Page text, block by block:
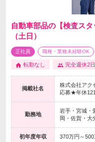
自動車部品の【検査ス
（土日）
正社員 職種・業種未経験OK
転勤なし 完全週休2
掲載社名
株式会社アク
応募★年休
勤務地
岩手・宮城・
岡・佐賀・
初年度年収 370万円～500